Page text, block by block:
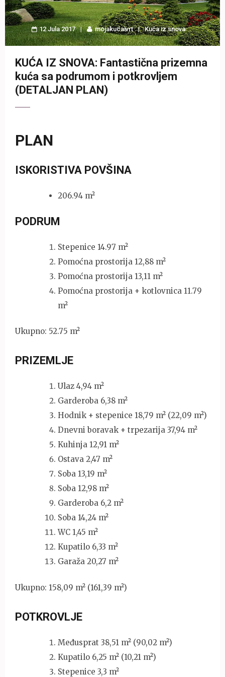
12 Jula 2017 mojakucaivrt Kuća iz snova
KUĆA IZ SNOVA: Fantastična prizemna
kuća sa podrumom i potkrovljem
(DETALJAN PLAN)
PLAN
ISKORISTIVA POVŠINA
206.94 m²
PODRUM
Stepenice 14.97 m²
Pomoćna prostorija 12,88 m²
Pomoćna prostorija 13,11 m²
Pomoćna prostorija + kotlovnica 11.79
m²
Ukupno: 52.75 m²
PRIZEMLJE
Ulaz 4,94 m²
Garderoba 6,38 m²
Hodnik + stepenice 18,79 m² (22,09 m²)
Dnevni boravak + trpezarija 37,94 m²
Kuhinja 12,91 m²
Ostava 2,47 m²
Soba 13,19 m²
Soba 12,98 m²
Garderoba 6,2 m²
Soba 14,24 m²
WC 1,45 m²
Kupatilo 6,33 m²
Garaža 20,27 m²
Ukupno: 158,09 m² (161,39 m²)
POTKROVLJE
Međusprat 38,51 m² (90,02 m²)
Kupatilo 6,25 m² (10,21 m²)
Stepenice 3,3 m²